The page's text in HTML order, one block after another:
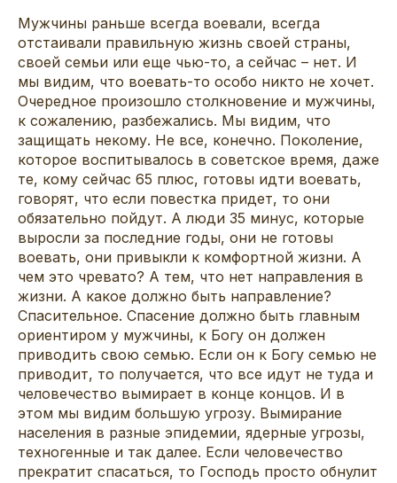
Мужчины раньше всегда воевали, всегда
отстаивали правильную жизнь своей страны,
своей семьи или еще чью-то, а сейчас – нет. И
мы видим, что воевать-то особо никто не хочет.
Очередное произошло столкновение и мужчины,
к сожалению, разбежались. Мы видим, что
защищать некому. Не все, конечно. Поколение,
которое воспитывалось в советское время, даже
те, кому сейчас 65 плюс, готовы идти воевать,
говорят, что если повестка придет, то они
обязательно пойдут. А люди 35 минус, которые
выросли за последние годы, они не готовы
воевать, они привыкли к комфортной жизни. А
чем это чревато? А тем, что нет направления в
жизни. А какое должно быть направление?
Спасительное. Спасение должно быть главным
ориентиром у мужчины, к Богу он должен
приводить свою семью. Если он к Богу семью не
приводит, то получается, что все идут не туда и
человечество вымирает в конце концов. И в
этом мы видим большую угрозу. Вымирание
населения в разные эпидемии, ядерные угрозы,
техногенные и так далее. Если человечество
прекратит спасаться, то Господь просто обнулит